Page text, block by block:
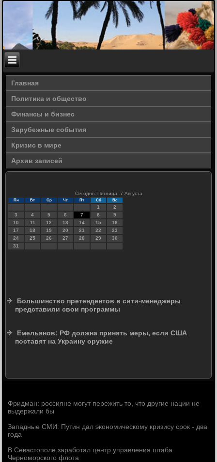
Главная
Политика и общество
Финансы и бизнес
Зарубежные события
Кризис в мире
Архив записей
Сегодня: Пятница, 7 Августа
Пн Вт Ср Чт Пт Сб Вс
1
2
3
4 5 6 7 8
9
10
11 12 13 14 15
16
17
18 19 20 21 22
23
24
25 26 27 28 29
30
31
Большинство претендентов в сити-менеджеры
представили свои программы
Емельянов: РФ должна принять меры, если США
поставят на Украину оружие
Фридман: россияне могут пережить то, что другие нации не
выдержали бы
Западные СМИ: Путин дал экономическому кризису срок - два
года
В Севастополе заработал центр управления штаба
Черноморского флота